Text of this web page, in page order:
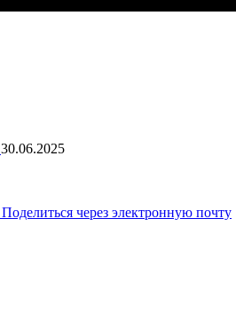
30.06.2025
Поделиться через электронную почту